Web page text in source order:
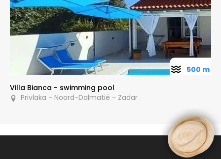
Villa Bianca - swimming pool
Privlaka - Noord-Dalmatië - Zadar
500 m